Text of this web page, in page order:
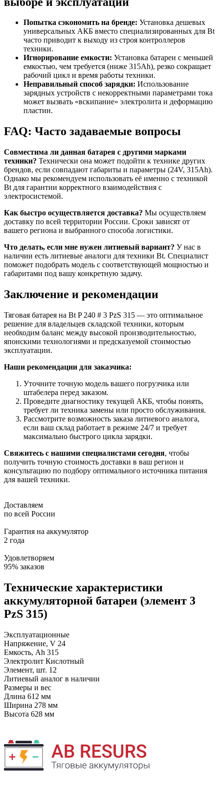
Попытка сэкономить на бренде: Установка дешевых
универсальных АКБ вместо специализированных для Bt
часто приводит к выходу из строя контроллеров
техники.
Игнорирование емкости: Установка батареи с меньшей
емкостью, чем требуется (ниже 315Ah), резко сокращает
рабочий цикл и время работы техники.
Неправильный способ зарядки: Использование
зарядных устройств с некорректными параметрами тока
может вызвать «вскипание» электролита и деформацию
пластин.
FAQ: Часто задаваемые вопросы
Совместима ли данная батарея с другими марками
техники? Технически она может подойти к технике других
брендов, если совпадают габариты и параметры (24V, 315Ah).
Однако мы рекомендуем использовать её именно с техникой
Bt для гарантии корректного взаимодействия с
электросистемой.
Как быстро осуществляется доставка? Мы осуществляем
доставку по всей территории России. Сроки зависят от
вашего региона и выбранного способа логистики.
Что делать, если мне нужен литиевый вариант? У нас в
наличии есть литиевые аналоги для техники Bt. Специалист
поможет подобрать модель с соответствующей мощностью и
габаритами под вашу конкретную задачу.
Заключение и рекомендации
Тяговая батарея на Bt P 240 # 3 PzS 315 — это оптимальное
решение для владельцев складской техники, которым
необходим баланс между высокой производительностью,
японскими технологиями и предсказуемой стоимостью
эксплуатации.
Наши рекомендации для заказчика:
Уточните точную модель вашего погрузчика или
штабелера перед заказом.
Проведите диагностику текущей АКБ, чтобы понять,
требует ли техника замены или просто обслуживания.
Рассмотрите возможность заказа литиевого аналога,
если ваш склад работает в режиме 24/7 и требует
максимально быстрого цикла зарядки.
Свяжитесь с нашими специалистами сегодня, чтобы
получить точную стоимость доставки в ваш регион и
консультацию по подбору оптимального источника питания
для вашей техники.
Доставляем
по всей России
Гарантия на аккумулятор
2 года
Удовлетворяем
95% заказов
Технические характеристики
аккумуляторной батареи (элемент 3
PzS 315)
Эксплуатационные
Напряжение, V 24
Емкость, Ah 315
Электролит Кислотный
Элемент, шт. 12
Литиевый аналог в наличии
Размеры и вес
Длина 612 мм
Ширина 278 мм
Высота 628 мм